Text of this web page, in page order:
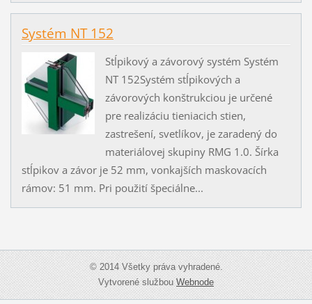
Systém NT 152
Stĺpikový a závorový systém Systém
NT 152Systém stĺpikových a
závorových konštrukciou je určené
pre realizáciu tieniacich stien,
zastrešení, svetlíkov, je zaradený do
materiálovej skupiny RMG 1.0. Šírka
stĺpikov a závor je 52 mm, vonkajších maskovacích
rámov: 51 mm. Pri použití špeciálne...
© 2014 Všetky práva vyhradené.
Vytvorené službouWebnode